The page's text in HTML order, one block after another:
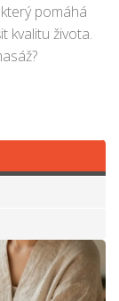
pomáhá
kvalitu života.